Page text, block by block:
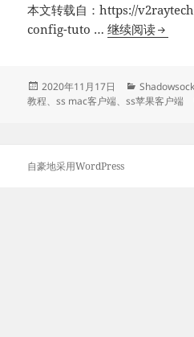
本文转载自：https://
config-tuto …继续阅读
置
教
发
布
2020年11月17日
分
类
教程、ss mac客户端、ss苹果客户端
自豪地采用WordPress